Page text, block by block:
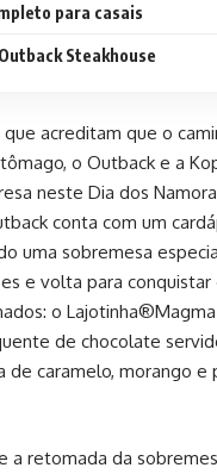
para casais
Steakhouse
que acreditam que o
o Outback e a
neste Dia dos
conta com um
uma sobremesa
e volta para conquistar
o
de chocolate
de caramelo, morango e
a retomada da